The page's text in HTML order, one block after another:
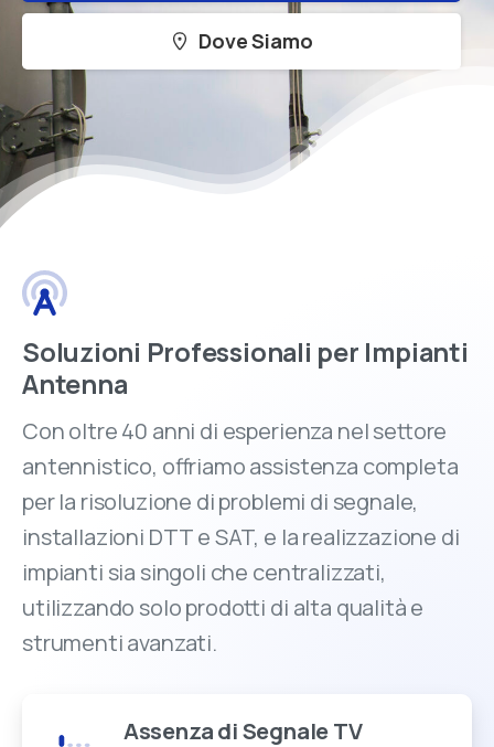
Dove Siamo
Soluzioni Professionali per Impianti
Antenna
Con oltre 40 anni di esperienza nel settore
antennistico, offriamo assistenza completa
per la risoluzione di problemi di segnale,
installazioni DTT e SAT, e la realizzazione di
impianti sia singoli che centralizzati,
utilizzando solo prodotti di alta qualità e
strumenti avanzati.
Assenza di Segnale TV